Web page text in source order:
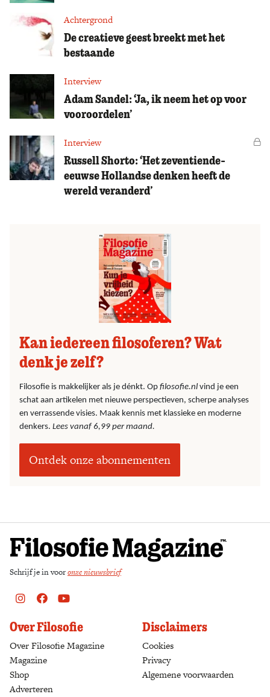
Achtergrond
De creatieve geest breekt met het
bestaande
Interview
Adam Sandel: ‘Ja, ik neem het op voor
vooroordelen’
Interview
Russell Shorto: ‘Het zeventiende-
eeuwse Hollandse denken heeft de
wereld veranderd’
Kan iedereen filosoferen? Wat
denk je zelf?
Filosofie is makkelijker als je dénkt. Op filosofie.nl vind je een
schat aan artikelen met nieuwe perspectieven, scherpe analyses
en verrassende visies. Maak kennis met klassieke en moderne
denkers. Lees vanaf 6,99 per maand.
Ontdek onze abonnementen
Schrijf je in vooronze nieuwsbrief
Instagram
FacebookYoutube
Over Filosofie
Over Filosofie Magazine
Magazine
Shop
Adverteren
Disclaimers
Cookies
Privacy
Algemene voorwaarden